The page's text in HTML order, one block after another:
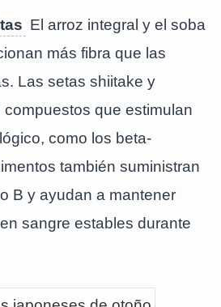
El arroz integral y el soba
más fibra que las
Las setas shiitake y
que estimulan
como los beta-
también suministran
B y ayudan a mantener
sangre estables durante